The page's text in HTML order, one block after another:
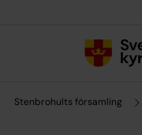
Stenbrohults församling